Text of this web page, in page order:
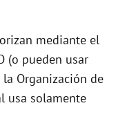
mediante el
(o pueden usar
la Organización de
usa solamente